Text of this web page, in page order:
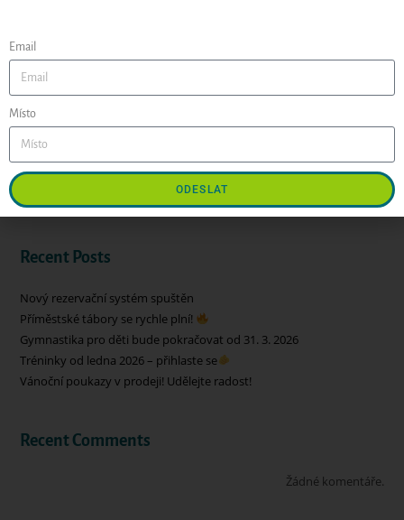
budoucí komentáře.
Hledat
Recent Posts
Nový rezervační systém spuštěn
Příměstské tábory se rychle plní!
Gymnastika pro děti bude pokračovat od 31. 3. 2026
Tréninky od ledna 2026 – přihlaste se
Vánoční poukazy v prodeji! Udělejte radost!
Recent Comments
Žádné komentáře.
Email
Místo
ODESLAT